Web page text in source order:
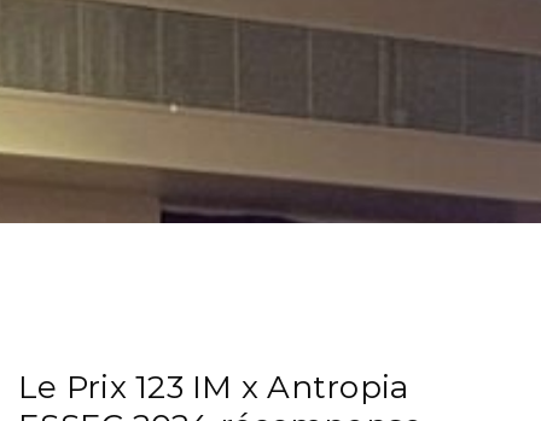
Le Prix 123 IM x Antropia